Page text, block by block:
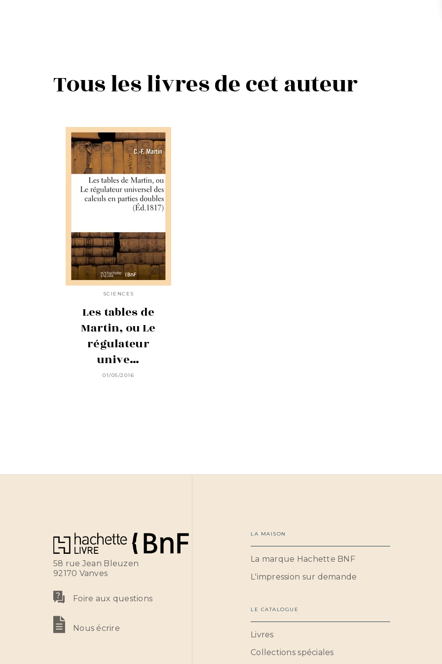
Tous les livres de cet auteur
SCIENCES
Les tables de
Martin, ou Le
régulateur
unive…
01/05/2016
58 rue Jean Bleuzen
92170 Vanves
Foire aux questions
Nous écrire
LA MAISON
La marque Hachette BNF
L'impression sur demande
LE CATALOGUE
Livres
Collections spéciales